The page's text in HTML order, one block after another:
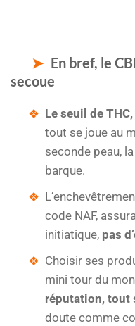
En bref, le
secoue
Le seuil de
tout se joue au
seconde peau,
barque.
code NAF,
initiatique, pas
Choisir ses
mini tour du
réputation, tout
doute comme